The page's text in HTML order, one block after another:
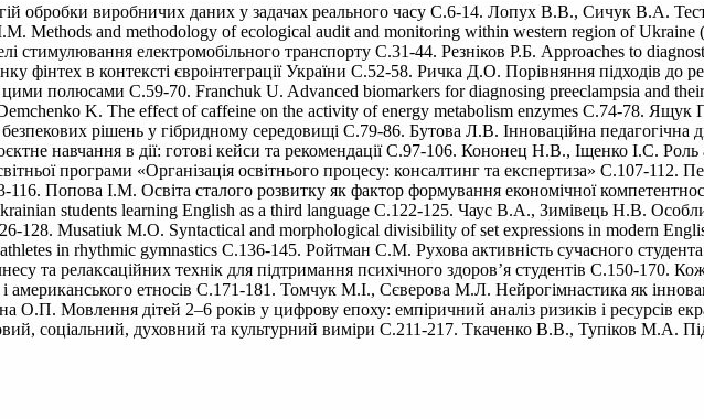
обробки виробничих даних у задачах реального часу С.6-14. Лопух В.В., Сичук В.А.
Methods and methodology of ecological audit and monitoring within western region of Ukraine
стимулювання електромобільного транспорту С.31-44. Резніков Р.Б. Approaches to
в контексті євроінтеграції України С.52-58. Ричка Д.О. Порівняння підходів до
полюсами С.59-70. Franchuk U. Advanced biomarkers for diagnosing preeclampsia and
K. The effect of caffeine on the activity of energy metabolism enzymes С.74-78. Ящук
безпекових рішень у гібридному середовищі С.79-86. Бутова Л.В. Інноваційна педагогічна
навчання в дії: готові кейси та рекомендації С.97-106. Кононец Н.В., Іщенко І.С. Роль
програми «Організація освітнього процесу: консалтинг та експертиза» С.107-
116. Попова І.М. Освіта сталого розвитку як фактор формування економічної
students learning English as a third language С.122-125. Чаус В.А., Зимівець Н.В.
128. Musatiuk M.O. Syntactical and morphological divisibility of set expressions in modern
in rhythmic gymnastics С.136-145. Ройтман С.М. Рухова активність сучасного
та релаксаційних технік для підтримання психічного здоров’я студентів С.150-170.
і американського етносів С.171-181. Томчук М.І., Сєверова М.Л. Нейрогімнастика як
Мовлення дітей 2–6 років у цифрову епоху: емпіричний аналіз ризиків і ресурсів
соціальний, духовний та культурний виміри С.211-217. Ткаченко В.В., Тупіков М.А.